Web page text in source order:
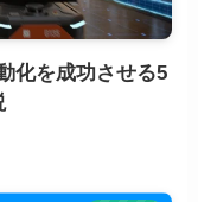
化を成功させる5